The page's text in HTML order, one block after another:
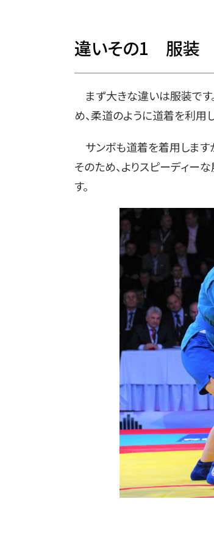
違いその1 服装
まず大きな違いは服装です
め、柔道のように道着を利用
サンボも道着を着用します
そのため、よりスピーディー
す。